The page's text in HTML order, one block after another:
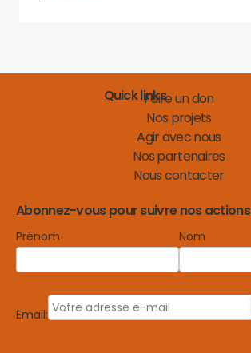
Quick linksFaire un don
Nos projets
Agir avec nous
Nos partenaires
Nous contacter
Abonnez-vous pour suivre nos actions
Prénom Nom
Email: